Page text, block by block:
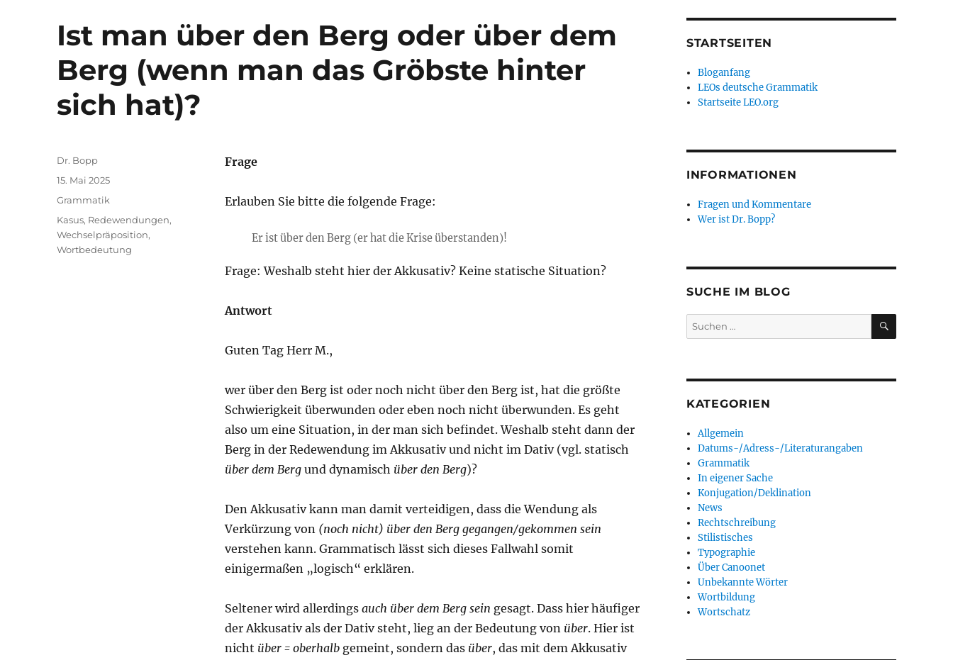
Ist man über den Berg oder über dem
Berg (wenn man das Gröbste hinter
sich hat)?
Frage
Erlauben Sie bitte die folgende Frage:
Er ist über den Berg (er hat die Krise überstanden)!
Frage: Weshalb steht hier der Akkusativ? Keine statische Situation?
Antwort
Guten Tag Herr M.,
wer über den Berg ist oder noch nicht über den Berg ist, hat die größte
Schwierigkeit überwunden oder eben noch nicht überwunden. Es geht
also um eine Situation, in der man sich befindet. Weshalb steht dann der
Berg in der Redewendung im Akkusativ und nicht im Dativ (vgl. statisch
über dem Berg und dynamisch über den Berg)?
Den Akkusativ kann man damit verteidigen, dass die Wendung als
Verkürzung von (noch nicht) über den Berg gegangen/gekommen sein
verstehen kann. Grammatisch lässt sich dieses Fallwahl somit
einigermaßen „logisch“ erklären.
Seltener wird allerdings auch über dem Berg sein gesagt. Dass hier häufiger
der Akkusativ als der Dativ steht, lieg an der Bedeutung von über. Hier ist
nicht über = oberhalbgemeint, sondern das über, das mit dem Akkusativ
Autor
Dr. Bopp
Veröffentlicht
15. Mai 2025
Kategorien
Grammatik
Schlagwörter
Kasus, Redewendungen,
Wechselpräposition,
Wortbedeutung
STARTSEITEN
Bloganfang
LEOs deutsche Grammatik
Startseite LEO.org
INFORMATIONEN
Fragen und Kommentare
Wer ist Dr. Bopp?
SUCHE IM BLOG
Suchen
nach:
SUCHEN
KATEGORIEN
Allgemein
Datums-/Adress-/Literaturangaben
Grammatik
In eigener Sache
Konjugation/Deklination
News
Rechtschreibung
Stilistisches
Typographie
Über Canoonet
Unbekannte Wörter
Wortbildung
Wortschatz